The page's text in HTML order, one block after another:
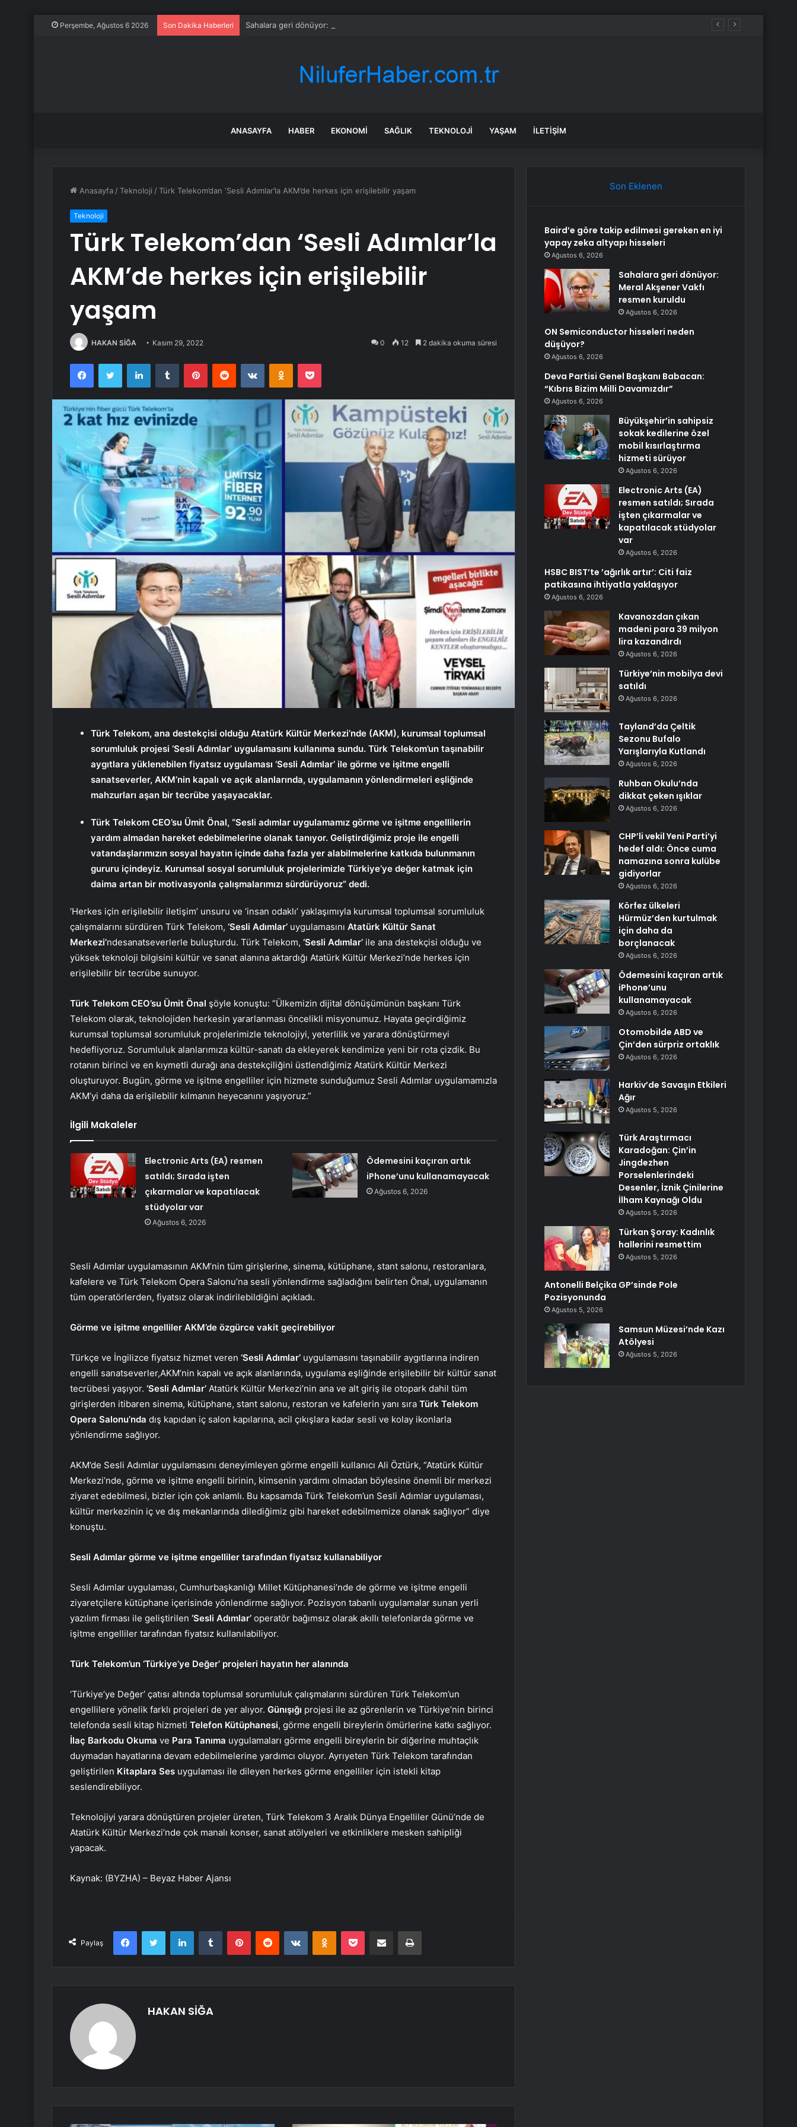
Perşembe, Ağustos 6 2026 Son Dakika Haberleri Sahalara geri dönüyor: Meral Akşener Vakfı resmen kuruldu
ANASAYFA HABER EKONOMI SAĞLIK TEKNOLOJI YAŞAM İLETIŞIM
Anasayfa /Teknoloji /Türk Telekom’dan ‘Sesli Adımlar’la AKM’de herkes için erişilebilir yaşam
Teknoloji
Türk Telekom’dan ‘Sesli Adımlar’la
AKM’de herkes için erişilebilir
yaşam
HAKAN SİĞA Kasım 29, 2022 0 12 2 dakika okuma süresi
FacebookTwitter LinkedInTumblr PinterestReddit VKontakteOdnoklassniki
Pocket
Türk Telekom, ana destekçisi olduğu Atatürk Kültür Merkezi’nde (AKM), kurumsal toplumsal
sorumluluk projesi ‘Sesli Adımlar’ uygulamasını kullanıma sundu. Türk Telekom’un taşınabilir
aygıtlara yüklenebilen fiyatsız uygulaması ‘Sesli Adımlar’ ile görme ve işitme engelli
sanatseverler, AKM’nin kapalı ve açık alanlarında, uygulamanın yönlendirmeleri eşliğinde
mahzurları aşan bir tecrübe yaşayacaklar.
Türk Telekom CEO’su Ümit Önal, “Sesli adımlar uygulamamız görme ve işitme engellilerin
yardım almadan hareket edebilmelerine olanak tanıyor. Geliştirdiğimiz proje ile engelli
vatandaşlarımızın sosyal hayatın içinde daha fazla yer alabilmelerine katkıda bulunmanın
gururu içindeyiz. Kurumsal sosyal sorumluluk projelerimizle Türkiye’ye değer katmak için
daima artan bir motivasyonla çalışmalarımızı sürdürüyoruz” dedi.
‘Herkes için erişilebilir iletişim’ unsuru ve ‘insan odaklı’ yaklaşımıyla kurumsal toplumsal sorumluluk
çalışmalarını sürdüren Türk Telekom, ‘Sesli Adımlar’ uygulamasını Atatürk Kültür Sanat
Merkezi’ndesanatseverlerle buluşturdu. Türk Telekom, ‘Sesli Adımlar’ ile ana destekçisi olduğu ve
yüksek teknoloji bilgisini kültür ve sanat alanına aktardığı Atatürk Kültür Merkezi’nde herkes için
erişilebilir bir tecrübe sunuyor.
Türk Telekom CEO’su Ümit Önal şöyle konuştu: “Ülkemizin dijital dönüşümünün başkanı Türk
Telekom olarak, teknolojiden herkesin yararlanması öncelikli misyonumuz. Hayata geçirdiğimiz
kurumsal toplumsal sorumluluk projelerimizle teknolojiyi, yeterlilik ve yarara dönüştürmeyi
hedefliyoruz. Sorumluluk alanlarımıza kültür-sanatı da ekleyerek kendimize yeni bir rota çizdik. Bu
rotanın birinci ve en kıymetli durağı ana destekçiliğini üstlendiğimiz Atatürk Kültür Merkezi
oluşturuyor. Bugün, görme ve işitme engelliler için hizmete sunduğumuz Sesli Adımlar uygulamamızla
AKM’yi daha da erişilebilir kılmanın heyecanını yaşıyoruz.”
İlgili Makaleler
Electronic Arts (EA) resmen
satıldı; Sırada işten
çıkarmalar ve kapatılacak
stüdyolar var
Ağustos 6, 2026
Ödemesini kaçıran artık
iPhone’unu kullanamayacak
Ağustos 6, 2026
Sesli Adımlar uygulamasının AKM’nin tüm girişlerine, sinema, kütüphane, stant salonu, restoranlara,
kafelere ve Türk Telekom Opera Salonu’na sesli yönlendirme sağladığını belirten Önal, uygulamanın
tüm operatörlerden, fiyatsız olarak indirilebildiğini açıkladı.
Görme ve işitme engelliler AKM’de özgürce vakit geçirebiliyor
Türkçe ve İngilizce fiyatsız hizmet veren ‘Sesli Adımlar’ uygulamasını taşınabilir aygıtlarına indiren
engelli sanatseverler,AKM’nin kapalı ve açık alanlarında, uygulama eşliğinde erişilebilir bir kültür sanat
tecrübesi yaşıyor. ‘Sesli Adımlar’ Atatürk Kültür Merkezi’nin ana ve alt giriş ile otopark dahil tüm
girişlerden itibaren sinema, kütüphane, stant salonu, restoran ve kafelerin yanı sıra Türk Telekom
Opera Salonu’nda dış kapıdan iç salon kapılarına, acil çıkışlara kadar sesli ve kolay ikonlarla
yönlendirme sağlıyor.
AKM’de Sesli Adımlar uygulamasını deneyimleyen görme engelli kullanıcı Ali Öztürk, “Atatürk Kültür
Merkezi’nde, görme ve işitme engelli birinin, kimsenin yardımı olmadan böylesine önemli bir merkezi
ziyaret edebilmesi, bizler için çok anlamlı. Bu kapsamda Türk Telekom’un Sesli Adımlar uygulaması,
kültür merkezinin iç ve dış mekanlarında dilediğimiz gibi hareket edebilmemize olanak sağlıyor” diye
konuştu.
Sesli Adımlar görme ve işitme engelliler tarafından fiyatsız kullanabiliyor
Sesli Adımlar uygulaması, Cumhurbaşkanlığı Millet Kütüphanesi’nde de görme ve işitme engelli
ziyaretçilere kütüphane içerisinde yönlendirme sağlıyor. Pozisyon tabanlı uygulamalar sunan yerli
yazılım firması ile geliştirilen ‘Sesli Adımlar’ operatör bağımsız olarak akıllı telefonlarda görme ve
işitme engelliler tarafından fiyatsız kullanılabiliyor.
Türk Telekom’un ‘Türkiye’ye Değer’ projeleri hayatın her alanında
‘Türkiye’ye Değer’ çatısı altında toplumsal sorumluluk çalışmalarını sürdüren Türk Telekom’un
engellilere yönelik farklı projeleri de yer alıyor. Günışığı projesi ile az görenlerin ve Türkiye’nin birinci
telefonda sesli kitap hizmeti Telefon Kütüphanesi, görme engelli bireylerin ömürlerine katkı sağlıyor.
İlaç Barkodu Okuma ve Para Tanıma uygulamaları görme engelli bireylerin bir diğerine muhtaçlık
duymadan hayatlarına devam edebilmelerine yardımcı oluyor. Ayrıyeten Türk Telekom tarafından
geliştirilen Kitaplara Ses uygulaması ile dileyen herkes görme engelliler için istekli kitap
seslendirebiliyor.
Teknolojiyi yarara dönüştüren projeler üreten, Türk Telekom 3 Aralık Dünya Engelliler Günü’nde de
Atatürk Kültür Merkezi’nde çok manalı konser, sanat atölyeleri ve etkinliklere mesken sahipliği
yapacak.
Kaynak: (BYZHA) – Beyaz Haber Ajansı
Paylaş
FacebookTwitter LinkedInTumblr PinterestReddit VKontakteOdnoklassniki
Pocket E-Posta ile paylaş Yazdır
HAKAN SİĞA
Son Eklenen
Baird’e göre takip edilmesi gereken en iyi
yapay zeka altyapı hisseleri
Ağustos 6, 2026
Sahalara geri dönüyor:
Meral Akşener Vakfı
resmen kuruldu
Ağustos 6, 2026
ON Semiconductor hisseleri neden
düşüyor?
Ağustos 6, 2026
Deva Partisi Genel Başkanı Babacan:
“Kıbrıs Bizim Milli Davamızdır”
Ağustos 6, 2026
Büyükşehir’in sahipsiz
sokak kedilerine özel
mobil kısırlaştırma
hizmeti sürüyor
Ağustos 6, 2026
Electronic Arts (EA)
resmen satıldı; Sırada
işten çıkarmalar ve
kapatılacak stüdyolar
var
Ağustos 6, 2026
HSBC BIST’te ’ağırlık artır’: Citi faiz
patikasına ihtiyatla yaklaşıyor
Ağustos 6, 2026
Kavanozdan çıkan
madeni para 39 milyon
lira kazandırdı
Ağustos 6, 2026
Türkiye’nin mobilya devi
satıldı
Ağustos 6, 2026
Tayland’da Çeltik
Sezonu Bufalo
Yarışlarıyla Kutlandı
Ağustos 6, 2026
Ruhban Okulu’nda
dikkat çeken ışıklar
Ağustos 6, 2026
CHP’li vekil Yeni Parti’yi
hedef aldı: Önce cuma
namazına sonra kulübe
gidiyorlar
Ağustos 6, 2026
Körfez ülkeleri
Hürmüz’den kurtulmak
için daha da
borçlanacak
Ağustos 6, 2026
Ödemesini kaçıran artık
iPhone’unu
kullanamayacak
Ağustos 6, 2026
Otomobilde ABD ve
Çin’den sürpriz ortaklık
Ağustos 6, 2026
Harkiv’de Savaşın Etkileri
Ağır
Ağustos 5, 2026
Türk Araştırmacı
Karadoğan: Çin’in
Jingdezhen
Porselenlerindeki
Desenler, İznik Çinilerine
İlham Kaynağı Oldu
Ağustos 5, 2026
Türkan Şoray: Kadınlık
hallerini resmettim
Ağustos 5, 2026
Antonelli Belçika GP’sinde Pole
Pozisyonunda
Ağustos 5, 2026
Samsun Müzesi’nde Kazı
Atölyesi
Ağustos 5, 2026